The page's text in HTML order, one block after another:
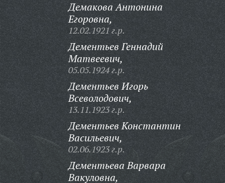
Демакова Антонина
Егоровна,
12.02.1921 г.р.
Дементьев Геннадий
Матвеевич,
05.05.1924 г.р.
Дементьев Игорь
Всеволодович,
13.11.1923 г.р.
Дементьев Константин
Васильевич,
02.06.1923 г.р.
Дементьева Варвара
Вакуловна,